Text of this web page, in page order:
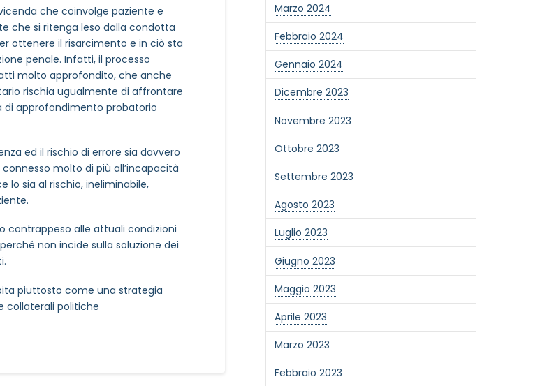
che coinvolge paziente e
che si ritenga leso dalla condotta
ottenere il risarcimento e in ciò sta
penale. Infatti, il processo
molto approfondito, che anche
rischia ugualmente di affrontare
di approfondimento probatorio
ed il rischio di errore sia davvero
molto di più all’incapacità
sia al rischio, ineliminabile,
contrappeso alle attuali condizioni
non incide sulla soluzione dei
piuttosto come una strategia
collaterali politiche
Marzo 2024
Febbraio 2024
Gennaio 2024
Dicembre 2023
Novembre 2023
Ottobre 2023
Settembre 2023
Agosto 2023
Luglio 2023
Giugno 2023
Maggio 2023
Aprile 2023
Marzo 2023
Febbraio 2023
dell'Associazione tramite l'iscrizione alla newsletter